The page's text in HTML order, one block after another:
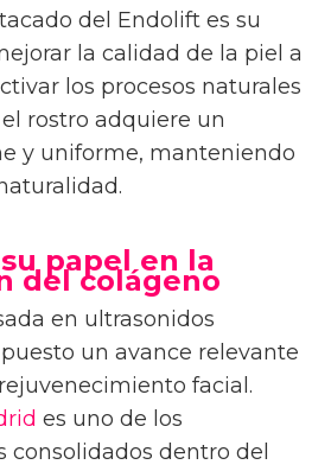
del Endolift es su
la calidad de la piel a
los procesos naturales
rostro adquiere un
y uniforme, manteniendo
papel en la
del colágeno
en ultrasonidos
un avance relevante
facial.
es uno de los
dentro del